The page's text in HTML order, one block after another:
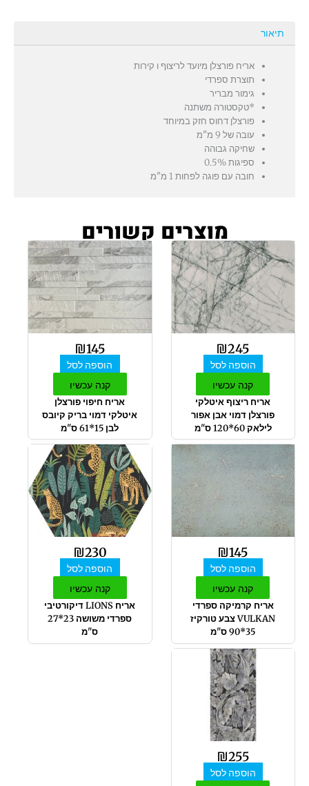
תיאור
אריח פורצלן מיועד לריצוף ו קירות
תוצרת ספרדי
גימור מבריר
*טקסטורה משתנה
פורצלן דחוס חזק במיוחד
עובה של 9 מ"מ
שחיקה גבוהה
ספיגות 0.5%
חובה עם פוגה לפחות 1 מ"מ
מוצרים קשורים
₪245
הוספה לסל
קנה עכשיו
אריח ריצוף איטלקי
פורצלן דמוי אבן אפור
לילאק 60*120 ס"מ
₪145
הוספה לסל
קנה עכשיו
אריח חיפוי פורצלן
איטלקי דמוי בריק קיובס
לבן 15*61 ס"מ
₪145
הוספה לסל
קנה עכשיו
אריח קרמיקה ספרדי
VULKAN צבע טורקיז
35*90 ס"מ
₪230
הוספה לסל
קנה עכשיו
אריח LIONS דיקורטיבי
ספרדי משושה 23*27
ס"מ
₪255
הוספה לסל